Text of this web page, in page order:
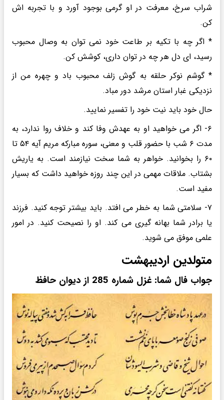
شراب سرخ، معرفت در او گرمی بوجود آورد و با تجربه اش
کن.
* اگر چه با تکیه بر طاعت خود نمی توان به وصال محبوب
رسید، ای دل هر چه در توان داری، کوشش کن.
* گوشم نوکر حلقه به گوش زلف محبوب باد و چهره من از
نزدیکی غبار استان مرشد دور مباد.
حال خود باید نیت خود را تفسیر نمایید.
۶- اگر می خواهید او به عهدش وفا کند و خلاف روا ندارد، به
مدت ۶ شب با حضور قلب و معنی، سوره مبارکه مریم آیه ۵۴ تا
۶۰ را بخوانید. خواهر به شما سخت نیازمند است. به یاریش
بشتاب. ملاقات مهمی در این چند روزه خواهید داشت که بسیار
مفید است.
۷- سلامتی شما به خطر می افتد. باید بیشتر توجه کنید. فرزند
یا برادر شما بهانه گیری می کند. او را نصیحت کنید. در امور
علمی موفق می شوید.
متولدین اردیبهشت
جواب فال شما: غزل شماره 285 از دیوان حافظ